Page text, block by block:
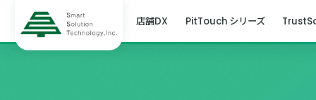
店舗DX PitTouch シリーズ